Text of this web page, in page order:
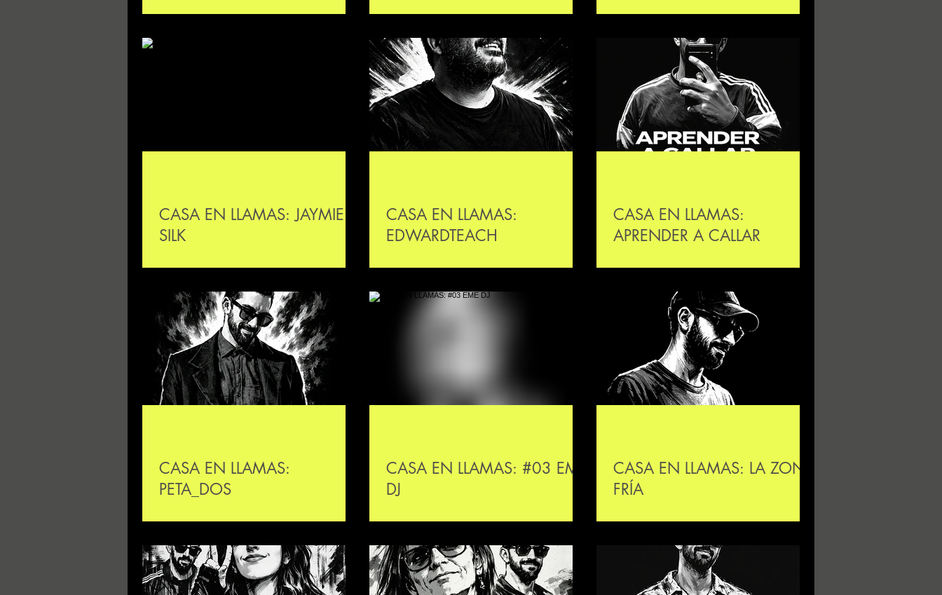
CASA EN LLAMAS: JAYMIE
SILK
CASA EN LLAMAS:
EDWARDTEACH
CASA EN LLAMAS:
APRENDER A CALLAR
CASA EN LLAMAS:
PETA_DOS
CASA EN LLAMAS: #03 EME
DJ
CASA EN LLAMAS: LA ZONA
FRÍA